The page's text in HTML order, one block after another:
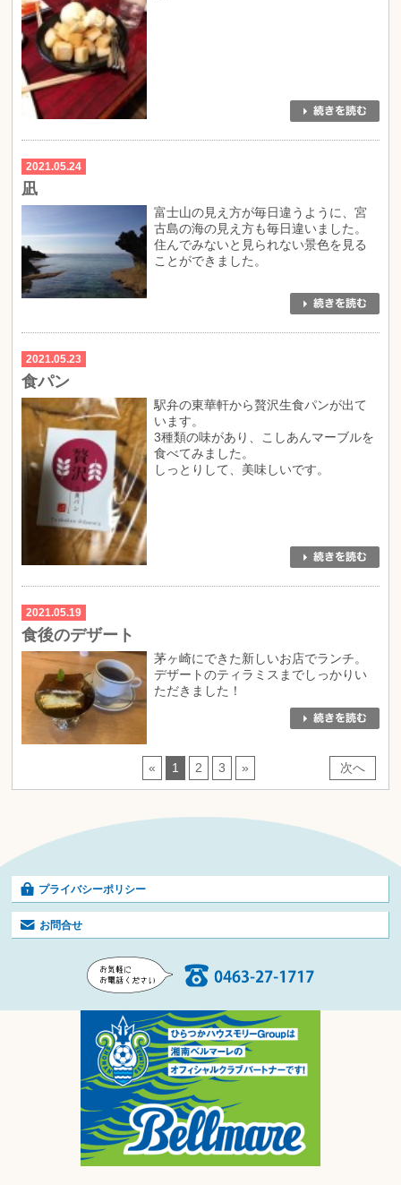
2021.05.24
凪
富士山の見え方が毎日違うように、宮
古島の海の見え方も毎日違いました。
住んでみないと見られない景色を見る
ことができました。
2021.05.23
食パン
駅弁の東華軒から贅沢生食パンが出て
います。
3種類の味があり、こしあんマーブルを
食べてみました。
しっとりして、美味しいです。
2021.05.19
食後のデザート
茅ヶ崎にできた新しいお店でランチ。
デザートのティラミスまでしっかりい
ただきました！
« 1 2 3 » 次へ
プライバシーポリシー
お問合せ